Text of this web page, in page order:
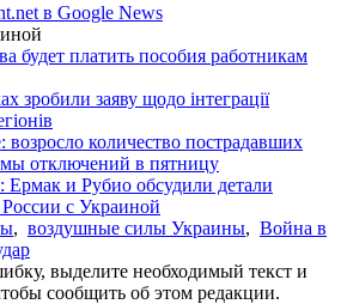
в Google News
будет платить пособия работникам
зробили заяву щодо інтеграції
количество пострадавших
отключений в пятницу
Ермак и Рубио обсудили детали
с Украиной
, воздушные силы Украины, Война в
выделите необходимый текст и
сообщить об этом редакции.